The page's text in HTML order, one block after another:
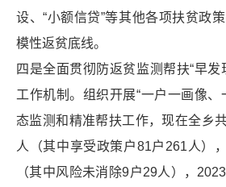
设、“小额信贷”等其他各项扶贫政
模性返贫底线。
四是全面贯彻防返贫监测帮扶“早发
工作机制。组织开展“一户一画像、
态监测和精准帮扶工作，现在全乡
人（其中享受政策户81户261人）
（其中风险未消除9户29人），